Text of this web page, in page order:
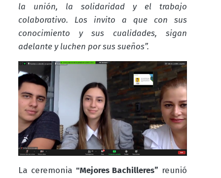
la unión, la solidaridad y el trabajo
colaborativo. Los invito a que con sus
conocimiento y sus cualidades, sigan
adelante y luchen por sus sueños”.
La ceremonia "Mejores Bachilleres” reunió